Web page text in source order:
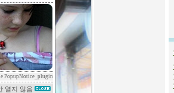
PopupNotice_plugin
열지 않음